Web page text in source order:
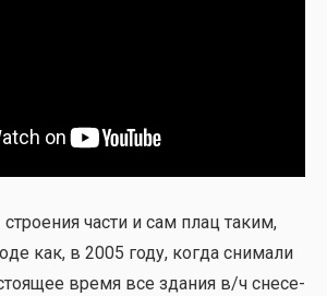
части и сам плац таким,
как, в 2005 году, когда сни­ма­ли
вре­мя все зда­ния в/ч сне­се­